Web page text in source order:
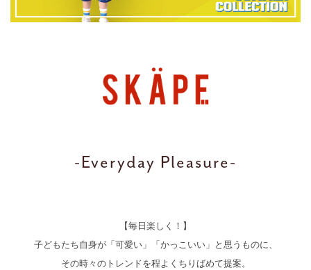
-Everyday Pleasure-
【毎日楽しく！】
子どもたち自身が「可愛い」「かっこいい」と思うものに、
その時々のトレンドを程よくちりばめて提案。